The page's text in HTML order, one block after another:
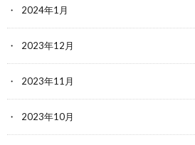
2024年1月
2023年12月
2023年11月
2023年10月